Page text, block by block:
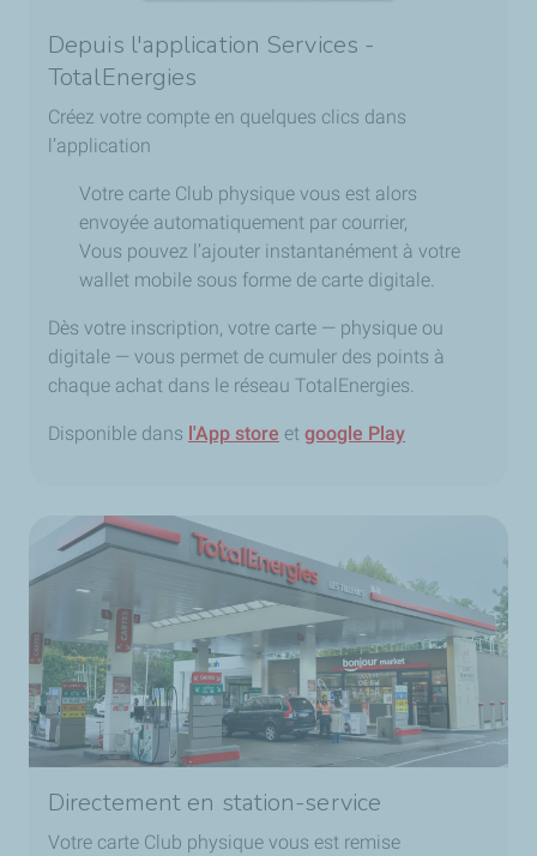
Depuis l'application Services -
TotalEnergies
Créez votre compte en quelques clics dans
l’application
Votre carte Club physique vous est alors
envoyée automatiquement par courrier,
Vous pouvez l’ajouter instantanément à votre
wallet mobile sous forme de carte digitale.
Dès votre inscription, votre carte — physique ou
digitale — vous permet de cumuler des points à
chaque achat dans le réseau TotalEnergies.
Disponible dans l'App store et google Play
Directement en station-service
Votre carte Club physique vous est remise